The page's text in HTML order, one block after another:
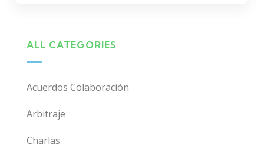
ALL CATEGORIES
Acuerdos Colaboración
Arbitraje
Charlas